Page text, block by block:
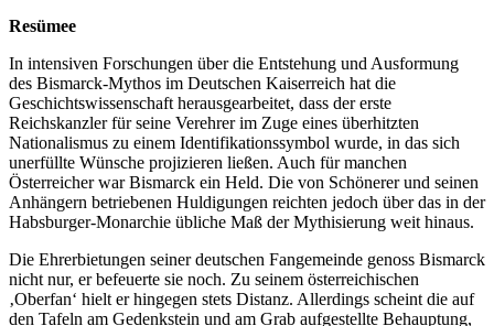
Resümee
In intensiven Forschungen über die Entstehung und Ausformung
des Bismarck-Mythos im Deutschen Kaiserreich hat die
Geschichtswissenschaft herausgearbeitet, dass der erste
Reichskanzler für seine Verehrer im Zuge eines überhitzten
Nationalismus zu einem Identifikationssymbol wurde, in das sich
unerfüllte Wünsche projizieren ließen. Auch für manchen
Österreicher war Bismarck ein Held. Die von Schönerer und seinen
Anhängern betriebenen Huldigungen reichten jedoch über das in der
Habsburger-Monarchie übliche Maß der Mythisierung weit hinaus.
Die Ehrerbietungen seiner deutschen Fangemeinde genoss Bismarck
nicht nur, er befeuerte sie noch. Zu seinem österreichischen
‚Oberfan‘ hielt er hingegen stets Distanz. Allerdings scheint die auf
den Tafeln am Gedenkstein und am Grab aufgestellte Behauptung,